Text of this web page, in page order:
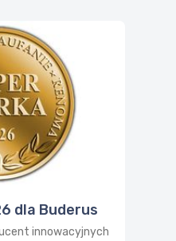
dla Buderus
innowacyjnych